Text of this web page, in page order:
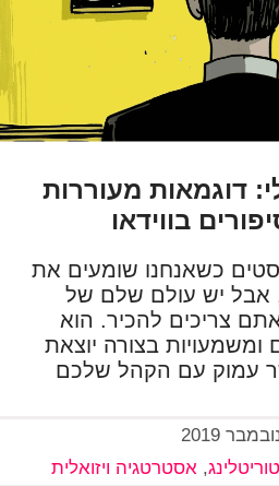
דוגמאות מעוררות
בווידאו
כשאנחנו שומעים את
אבל יש עולם שלם של
צריכים להכיר. הוא
בצורה יוצאת
עמוק עם הקהל שלכם
, אסטרטגיה ויזואלית